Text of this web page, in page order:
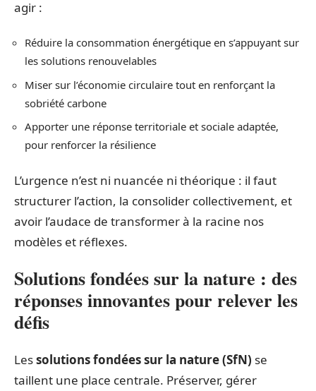
agir :
Réduire la consommation énergétique en s’appuyant sur
les solutions renouvelables
Miser sur l’économie circulaire tout en renforçant la
sobriété carbone
Apporter une réponse territoriale et sociale adaptée,
pour renforcer la résilience
L’urgence n’est ni nuancée ni théorique : il faut
structurer l’action, la consolider collectivement, et
avoir l’audace de transformer à la racine nos
modèles et réflexes.
Solutions fondées sur la nature : des
réponses innovantes pour relever les
défis
Lessolutions fondées sur la nature (SfN) se
taillent une place centrale. Préserver, gérer